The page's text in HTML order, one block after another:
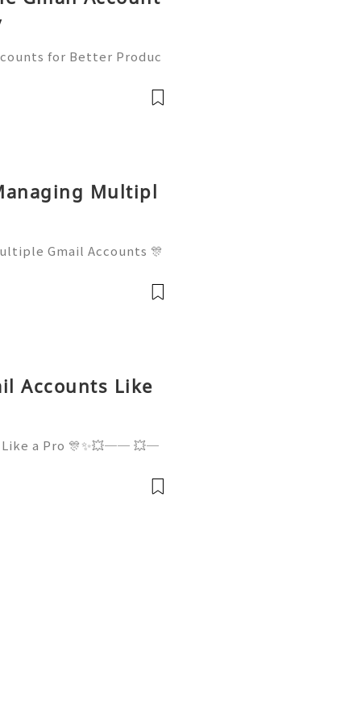
for Better Produc
to contact us anytime for
2
Multipl
Gmail Accounts 🎊
us anytime for assistanc
7 for q
Accounts Like
a Pro 🎊✨💥── 💥─
for assistance! ➥ Our su
respon